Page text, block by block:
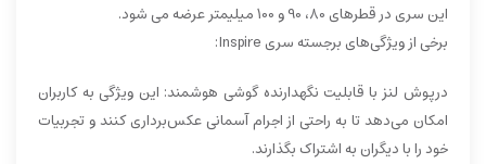
این سری در قطرهای 80، 90 و 100 میلیمتر عرضه می شود.
برخی از ویژگی‌های برجسته سری Inspire:
درپوش لنز با قابلیت نگهدارنده گوشی هوشمند: این ویژگی به کاربران
امکان می‌دهد تا به راحتی از اجرام آسمانی عکس‌برداری کنند و تجربیات
خود را با دیگران به اشتراک بگذارند.